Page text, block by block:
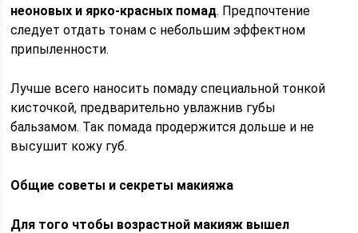
неоновых и ярко-красных помад. Предпочтение
следует отдать тонам с небольшим эффектном
припыленности.
Лучше всего наносить помаду специальной тонкой
кисточкой, предварительно увлажнив губы
бальзамом. Так помада продержится дольше и не
высушит кожу губ.
Общие советы и секреты макияжа
Для того чтобы возрастной макияж вышел